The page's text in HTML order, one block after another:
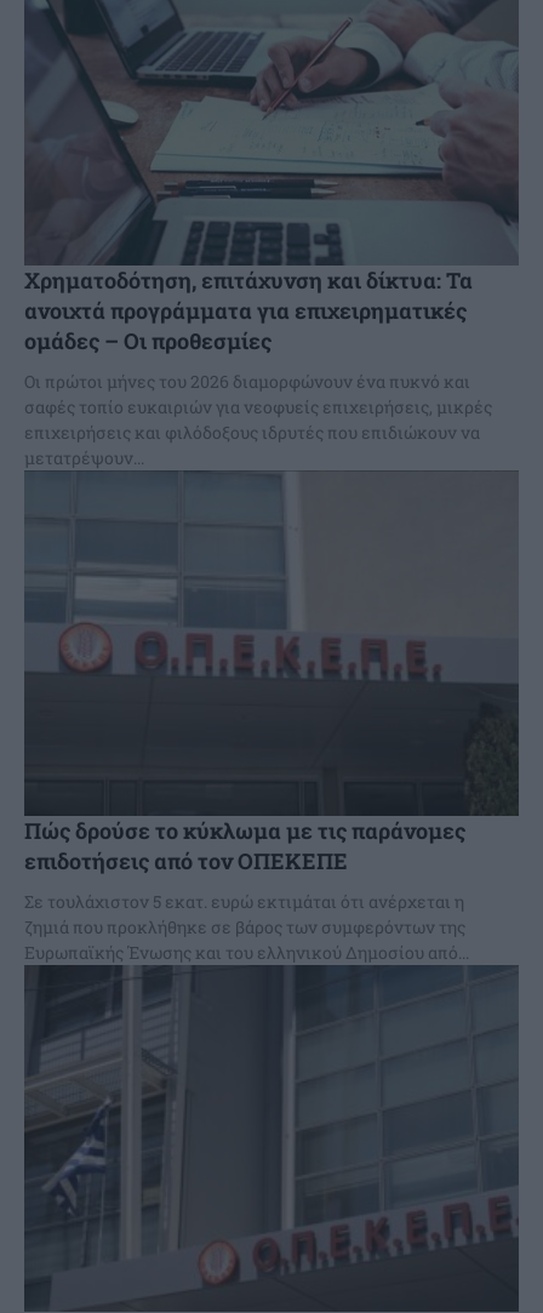
Xρηματοδότηση, επιτάχυνση και δίκτυα: Τα
ανοιχτά προγράμματα για επιχειρηματικές
ομάδες – Οι προθεσμίες
Οι πρώτοι μήνες του 2026 διαμορφώνουν ένα πυκνό και
σαφές τοπίο ευκαιριών για νεοφυείς επιχειρήσεις, μικρές
επιχειρήσεις και φιλόδοξους ιδρυτές που επιδιώκουν να
μετατρέψουν...
Πώς δρούσε το κύκλωμα με τις παράνομες
επιδοτήσεις από τον ΟΠΕΚΕΠΕ
Σε τουλάχιστον 5 εκατ. ευρώ εκτιμάται ότι ανέρχεται η
ζημιά που προκλήθηκε σε βάρος των συμφερόντων της
Ευρωπαϊκής Ένωσης και του ελληνικού Δημοσίου από...